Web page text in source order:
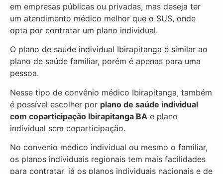
em empresas públicas ou privadas, mas deseja ter
um atendimento médico melhor que o SUS, onde
opta por contratar um plano individual.
O plano de saúde individual Ibirapitanga é similar ao
plano de saúde familiar, porém é apenas para uma
pessoa.
Nesse tipo de convênio médico Ibirapitanga, também
é possível escolher por plano de saúde individual
com coparticipação Ibirapitanga BA e plano
individual sem coparticipação.
No convenio médico individual ou mesmo o familiar,
os planos individuais regionais tem mais facilidades
para contratar, já os planos individuais nacionais e de